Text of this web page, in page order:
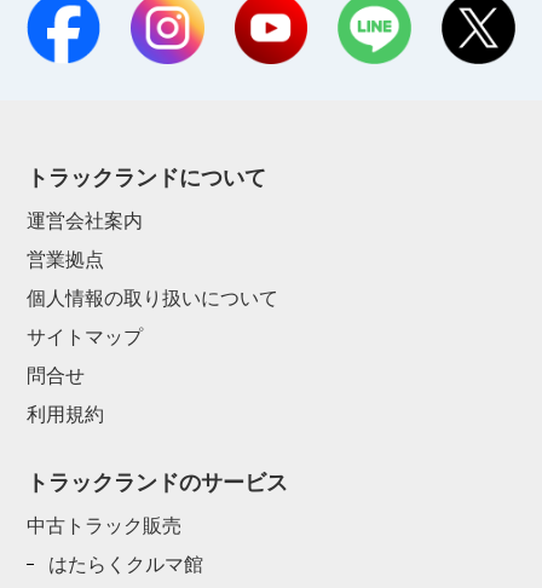
トラックランドについて
運営会社案内
営業拠点
個人情報の取り扱いについて
サイトマップ
問合せ
利用規約
トラックランドのサービス
中古トラック販売
はたらくクルマ館